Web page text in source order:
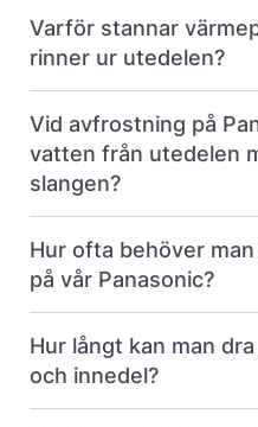
Varför stannar
rinner ur utedelen?
Vid avfrostning på
vatten från utedelen
slangen?
Hur ofta behöver
på vår Panasonic?
Hur långt kan man
och innedel?